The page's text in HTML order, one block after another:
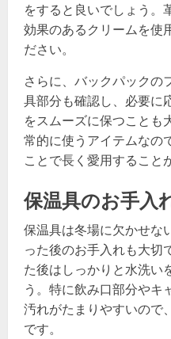
をすると良いでしょう。
効果のあるクリームを使
ださい。
さらに、バックパックの
具部分も確認し、必要に
をスムーズに保つことも
常的に使うアイテムなの
ことで長く愛用すること
保温具のお手入
保温具は冬場に欠かせな
った後のお手入れも大切
た後はしっかりと水洗い
う。特に飲み口部分やキ
汚れがたまりやすいので
です。